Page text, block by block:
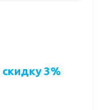
скидку 3%